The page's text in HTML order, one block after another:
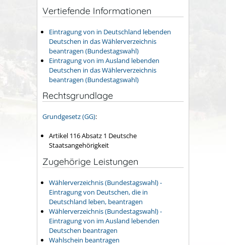
Vertiefende Informationen
Eintragung von in Deutschland lebenden
Deutschen in das Wählerverzeichnis
beantragen (Bundestagswahl)
Eintragung von im Ausland lebenden
Deutschen in das Wählerverzeichnis
beantragen (Bundestagswahl)
Rechtsgrundlage
Grundgesetz (GG):
Artikel 116 Absatz 1 Deutsche
Staatsangehörigkeit
Zugehörige Leistungen
Wählerverzeichnis (Bundestagswahl) -
Eintragung von Deutschen, die in
Deutschland leben, beantragen
Wählerverzeichnis (Bundestagswahl) -
Eintragung von im Ausland lebenden
Deutschen beantragen
Wahlschein beantragen